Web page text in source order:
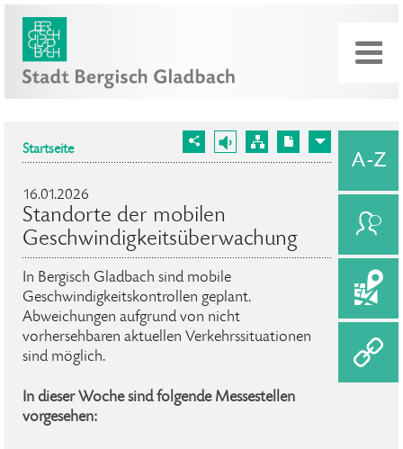
Startseite
16.01.2026
Standorte der mobilen
Geschwindigkeitsüberwachung
In Bergisch Gladbach sind mobile
Geschwindigkeitskontrollen geplant.
Abweichungen aufgrund von nicht
vorhersehbaren aktuellen Verkehrssituationen
sind möglich.
In dieser Woche sind folgende Messestellen
vorgesehen: